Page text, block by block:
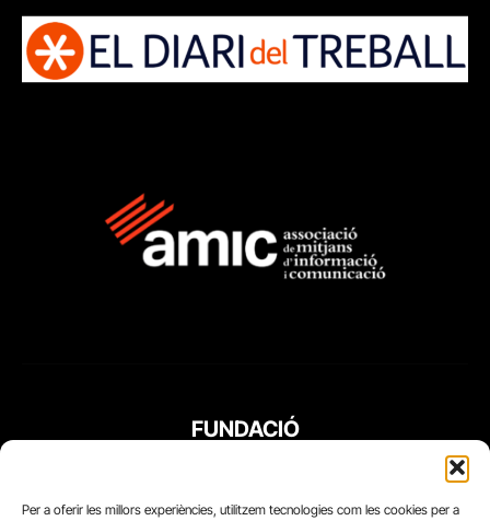
Per a oferir les millors experiències, utilitzem tecnologies com les cookies per a
FUNDACIÓ